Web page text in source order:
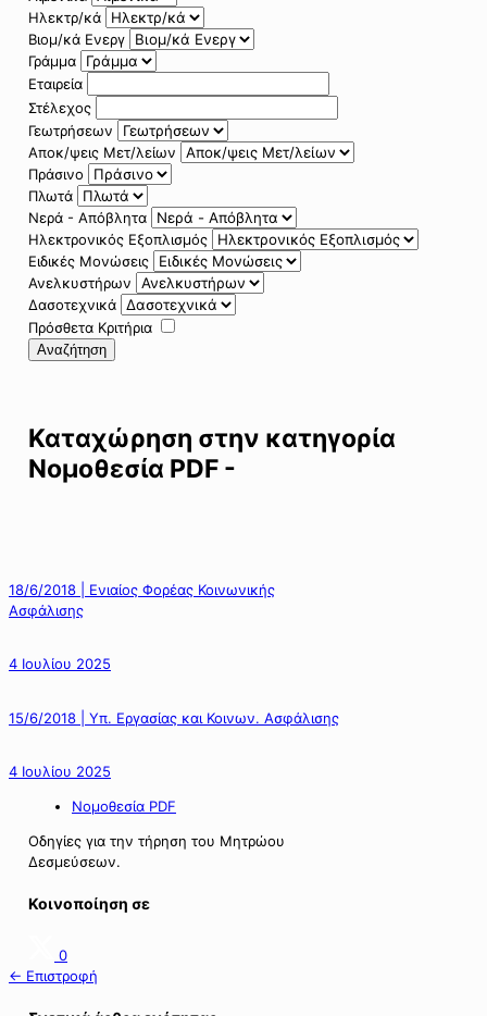
Ηλεκτρ/κά
Βιομ/κά Ενεργ
Γράμμα
Εταιρεία
Στέλεχος
Γεωτρήσεων
Αποκ/ψεις Μετ/λείων
Πράσινο
Πλωτά
Νερά - Απόβλητα
Ηλεκτρονικός Εξοπλισμός
Ειδικές Μονώσεις
Ανελκυστήρων
Δασοτεχνικά
Πρόσθετα Κριτήρια
Αναζήτηση
Καταχώρηση στην κατηγορία
Νομοθεσία PDF -
18/6/2018 | Ενιαίος Φορέας Κοινωνικής
Ασφάλισης
4 Ιουλίου 2025
15/6/2018 | Υπ. Εργασίας και Κοινων. Ασφάλισης
4 Ιουλίου 2025
Νομοθεσία PDF
Οδηγίες για την τήρηση του Μητρώου
Δεσμεύσεων.
Κοινοποίηση σε
0
← Επιστροφή